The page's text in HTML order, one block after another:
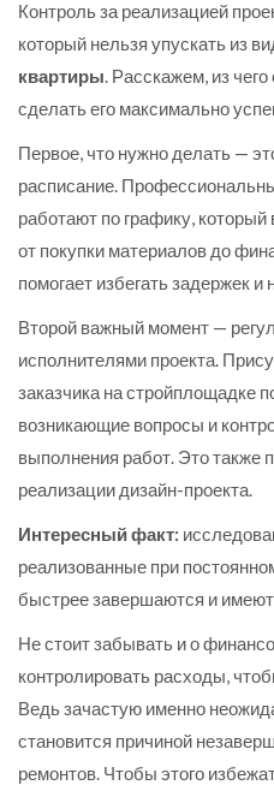
Контроль за реализацией
который нельзя упускать из
квартиры. Расскажем, из чего
сделать его максимально
Первое, что нужно делать —
расписание.
работают по графику,
от покупки материалов до
помогает избегать задержек
Второй важный момент —
исполнителями проекта.
заказчика на стройплощадке
возникающие вопросы и
выполнения работ. Это также
реализации дизайн-проекта.
Интересный факт:
реализованные при
быстрее завершаются и
Не стоит забывать и о
контролировать расходы,
Ведь зачастую именно
становится причиной
ремонтов. Чтобы этого